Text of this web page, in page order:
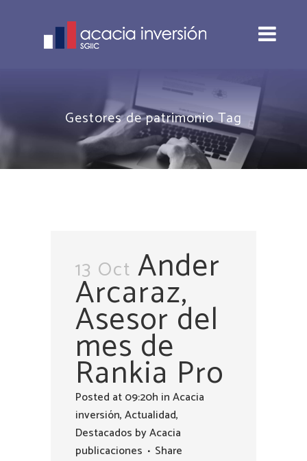
Gestores de patrimonio Tag
13 Oct Ander
Arcaraz,
Asesor del
mes de
Rankia Pro
Posted at 09:20h inAcacia
inversión,Actualidad,
Destacados byAcacia
publicaciones
Share